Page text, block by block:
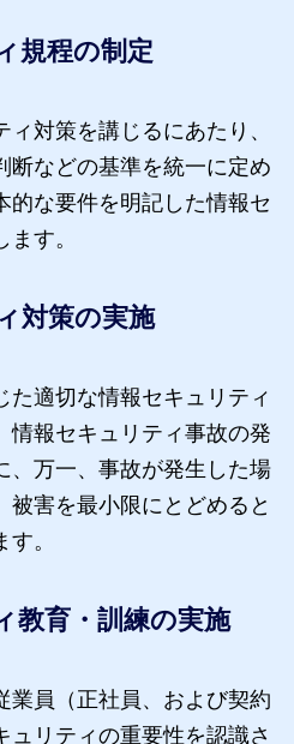
規程の制定
対策を講じるにあたり、
断などの基準を統一に定め
的な要件を明記した情報セ
す。
対策の実施
た適切な情報セキュリティ
情報セキュリティ事故の発
、万一、事故が発生した場
被害を最小限にとどめると
。
教育・訓練の実施
業員（正社員、および契約
ュリティの重要性を認識さ